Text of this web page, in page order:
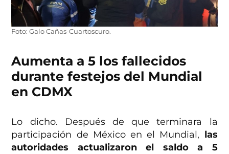
Foto: Galo Cañas-Cuartoscuro.
Aumenta a 5 los fallecidos
durante festejos del Mundial
en CDMX
Lo dicho. Después de que terminara la
participación de México en el Mundial, las
autoridades actualizaron el saldo a 5